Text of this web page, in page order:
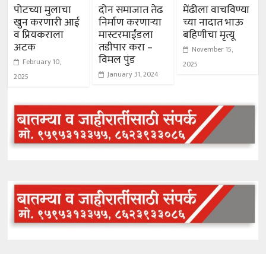
पोटच्या मुलाचा
खुन करणारी आई
व प्रियकराला
अटक
February 10,
2025
दोन समाजात तेढ
निर्माण करणाऱ्या
मास्टरमाईंडला
तडीपार करा –
विमल पुंड
January 31, 2024
मेंढीला वाचविण्या
च्या नादात भाऊ
बहिणीचा मृत्यू
November 15,
2025